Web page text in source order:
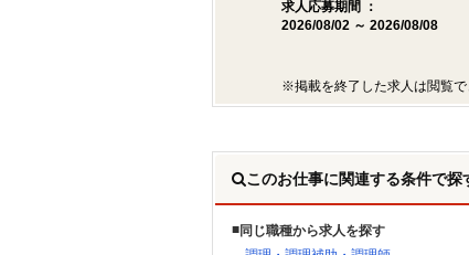
求人応募期間 ：
2026/08/02 ～ 2026/08/08
※掲載を終了した求人は閲覧で
このお仕事に関連する条件で探
同じ職種から求人を探す